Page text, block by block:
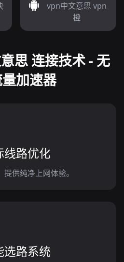
vpn中文意思 vpn
橙
思 连接技术 - 无
加速器
线路优化
供纯净上网体验。
选路系统